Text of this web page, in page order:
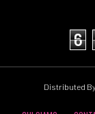
6
Distributed By